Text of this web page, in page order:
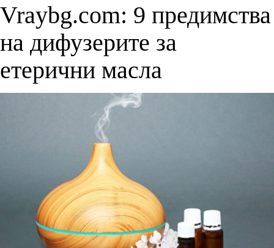
Vraybg.com: 9 предимства
на дифузерите за
етерични масла